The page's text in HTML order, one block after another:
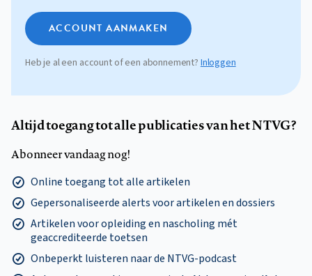
ACCOUNT AANMAKEN
Heb je al een account of een abonnement?Inloggen
Altijd toegang tot alle publicaties van het NTVG?
Abonneer vandaag nog!
Online toegang tot alle artikelen
Gepersonaliseerde alerts voor artikelen en dossiers
Artikelen voor opleiding en nascholing mét
geaccrediteerde toetsen
Onbeperkt luisteren naar de NTVG-podcast